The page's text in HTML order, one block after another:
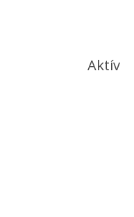
Aktív